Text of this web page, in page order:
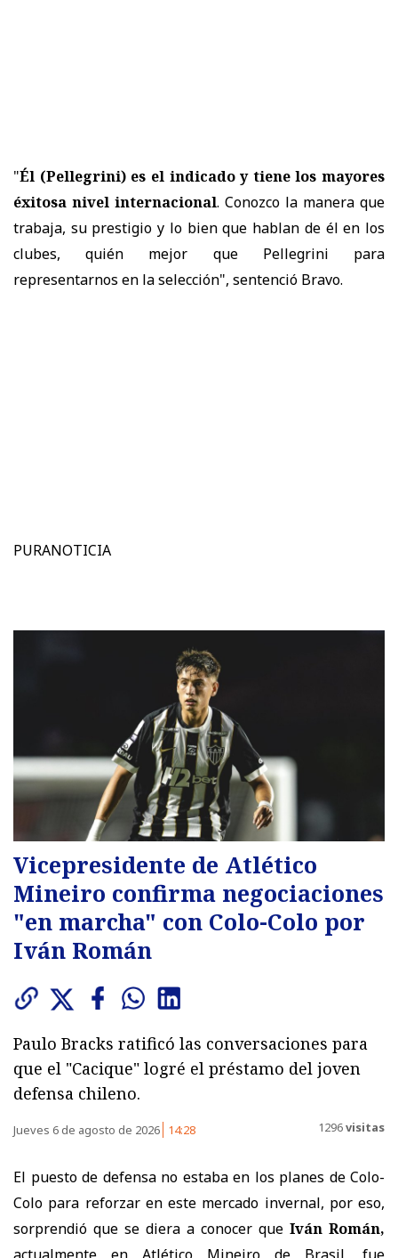
"Él (Pellegrini) es el indicado y tiene los mayores
éxitosa nivel internacional. Conozco la manera que
trabaja, su prestigio y lo bien que hablan de él en los
clubes, quién mejor que Pellegrini para
representarnos en la selección", sentenció Bravo.
PURANOTICIA
Vicepresidente de Atlético
Mineiro confirma negociaciones
"en marcha" con Colo-Colo por
Iván Román
Paulo Bracks ratificó las conversaciones para
que el "Cacique" logré el préstamo del joven
defensa chileno.
Jueves 6 de agosto de 2026 14:28 1296visitas
El puesto de defensa no estaba en los planes de Colo-
Colo para reforzar en este mercado invernal, por eso,
sorprendió que se diera a conocer que Iván Román,